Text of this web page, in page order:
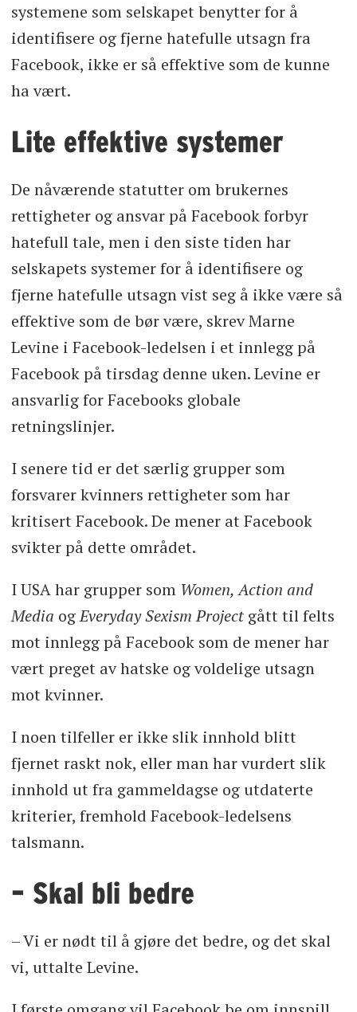
systemene som selskapet benytter for å
identifisere og fjerne hatefulle utsagn fra
Facebook, ikke er så effektive som de kunne
ha vært.
Lite effektive systemer
De nåværende statutter om brukernes
rettigheter og ansvar på Facebook forbyr
hatefull tale, men i den siste tiden har
selskapets systemer for å identifisere og
fjerne hatefulle utsagn vist seg å ikke være så
effektive som de bør være, skrev Marne
Levine i Facebook-ledelsen i et innlegg på
Facebook på tirsdag denne uken. Levine er
ansvarlig for Facebooks globale
retningslinjer.
I senere tid er det særlig grupper som
forsvarer kvinners rettigheter som har
kritisert Facebook. De mener at Facebook
svikter på dette området.
I USA har grupper som Women, Action and
Media ogEveryday Sexism Projectgått til felts
mot innlegg på Facebook som de mener har
vært preget av hatske og voldelige utsagn
mot kvinner.
I noen tilfeller er ikke slik innhold blitt
fjernet raskt nok, eller man har vurdert slik
innhold ut fra gammeldagse og utdaterte
kriterier, fremhold Facebook-ledelsens
talsmann.
– Skal bli bedre
– Vi er nødt til å gjøre det bedre, og det skal
vi, uttalte Levine.